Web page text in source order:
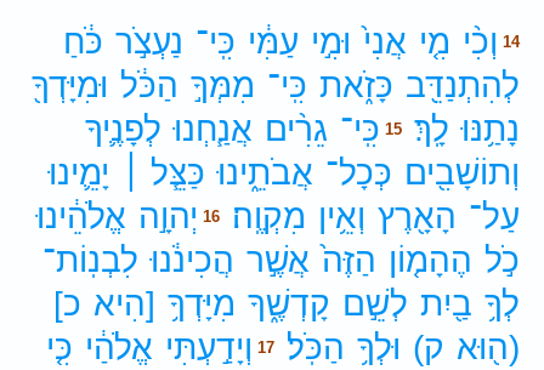
14 וְכִ֨י מִ֤י אֲנִי֙ וּמִ֣י עַמִּ֔י כִּֽי־ נַעְצֹ֣ר כֹּ֔חַ
לְהִתְנַדֵּ֖ב כָּזֹ֑את כִּֽי־ מִמְּךָ֣ הַכֹּ֔ל וּמִיָּדְךָ֖
נָתַ֥נּוּ לָֽךְ׃ 15 כִּֽי־ גֵרִ֨ים אֲנַ֧חְנוּ לְפָנֶ֛יךָ
וְתוֹשָׁבִ֖ים כְּכָל־ אֲבֹתֵ֑ינוּ כַּצֵּ֧ל ׀
יָמֵ֛ינוּ
עַל־ הָאָ֖רֶץ וְאֵ֥ין מִקְוֶֽה׃ 16 יְהוָ֣ה אֱלֹהֵ֔ינוּ
כֹ֣ל הֶהָמ֤וֹן הַזֶּה֙ אֲשֶׁ֣ר הֲכִינֹ֔נוּ לִבְנֽוֹת־
לְךָ֥ בַ֖יִת לְשֵׁ֣ם קָדְשֶׁ֑ךָ מִיָּדְךָ֥ [הִיא כ]
(ה֖וּא ק) וּלְךָ֥ הַכֹּֽל׃ 17 וְיָדַ֣עְתִּי אֱלֹהַ֔י כִּ֤י